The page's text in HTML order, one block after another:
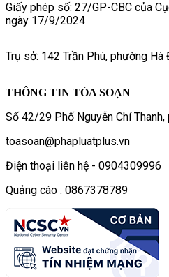
Giấy phép số: 27/GP-CBC của
ngày 17/9/2024
Trụ sở: 142 Trần Phú, phường Hà
THÔNG TIN TÒA SOẠN
Số 42/29 Phố Nguyễn Chí Thanh,
toasoan@phapluatplus.vn
Điện thoại liên hệ - 0904309996
Quảng cáo : 0867378789